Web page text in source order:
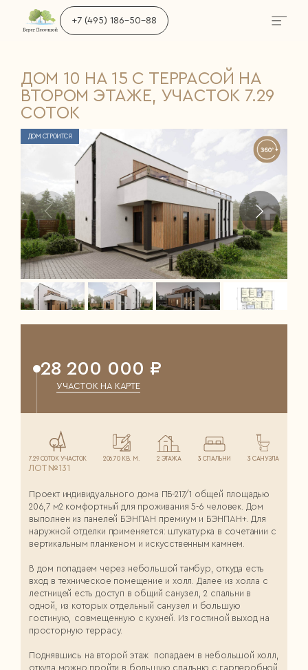
+7 (495) 186-50-88
ДОМ 10 НА 15 С ТЕРРАСОЙ НА
ВТОРОМ ЭТАЖЕ, УЧАСТОК 7.29
СОТОК
ДОМ СТРОИТСЯ
28 200 000 ₽
УЧАСТОК НА КАРТЕ
7.29 СОТОК УЧАСТОК 206.70 КВ. М. 2 ЭТАЖА 3 СПАЛЬНИ 3 САНУЗЛА
ЛОТ №131
Проект индивидуального дома ПБ-217/1 общей площадью
206,7 м2 комфортный для проживания 5-6 человек. Дом
выполнен из панелей БЭНПАН премиум и БЭНПАН+. Для
наружной отделки применяется: штукатурка в сочетании с
вертикальным планкеном и искусственным камнем.
В дом попадаем через небольшой тамбур, откуда есть
вход в техническое помещение и холл. Далее из холла с
лестницей есть доступ в общий санузел, 2 спальни в
одной, из которых отдельный санузел и большую
гостиную, совмещенную с кухней. Из гостиной выход на
просторную террасу.
Поднявшись на второй этаж попадаем в небольшой холл,
откуда можно пройти в большую спальню с гардеробной